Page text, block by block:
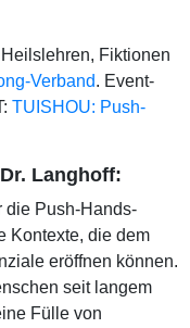
Fiktionen
Verband. Event-
TUISHOU: Push-
Langhoff:
die Push-Hands-
Kontexte, die dem
eröffnen können.
seit langem
Fülle von